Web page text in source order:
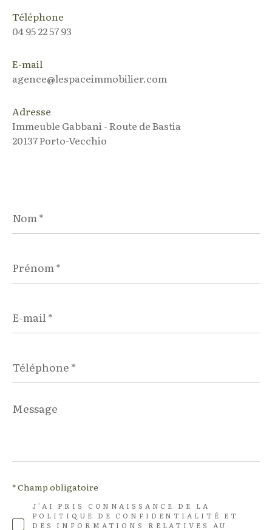
Téléphone
04 95 22 57 93
E-mail
agence@lespaceimmobilier.com
Adresse
Immeuble Gabbani - Route de Bastia
20137 Porto-Vecchio
*
*
mail
*
*
Message
*
J'AI PRIS CONNAISSANCE DE LA
POLITIQUE DE CONFIDENTIALITÉ ET
DES INFORMATIONS RELATIVES AU
* Champ obligatoire